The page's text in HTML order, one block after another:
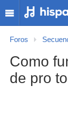
Foros
Como
de pro